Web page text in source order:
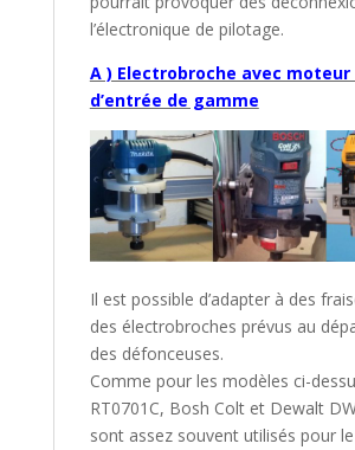
l’électronique de pilotage.
A ) Electrobroche avec
d’entrée de gamme
Il est possible d’adapter à des
des électrobroches prévus au
des défonceuses.
Comme pour les modèles ci-
RT0701C, Bosh Colt et Dewalt
sont assez souvent utilisés pour